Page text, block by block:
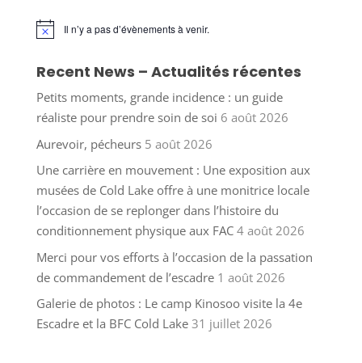
Notice Il n’y a pas d’évènements à venir.
Recent News – Actualités récentes
Petits moments, grande incidence : un guide
réaliste pour prendre soin de soi 6 août 2026
Aurevoir, pécheurs 5 août 2026
Une carrière en mouvement : Une exposition aux
musées de Cold Lake offre à une monitrice locale
l’occasion de se replonger dans l’histoire du
conditionnement physique aux FAC 4 août 2026
Merci pour vos efforts à l’occasion de la passation
de commandement de l’escadre 1 août 2026
Galerie de photos : Le camp Kinosoo visite la 4e
Escadre et la BFC Cold Lake 31 juillet 2026